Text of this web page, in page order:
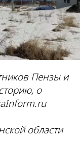
Пензы и
о
области